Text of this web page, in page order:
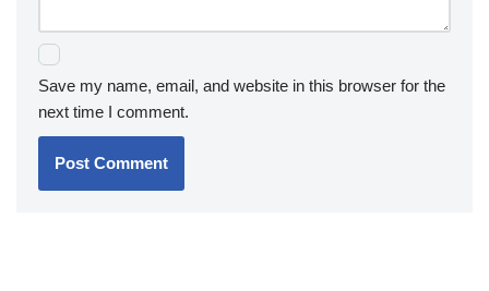
Save my name, email, and website in this browser for the
next time I comment.